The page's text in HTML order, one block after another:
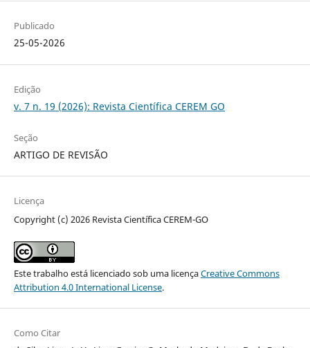
Publicado
25-05-2026
Edição
v. 7 n. 19 (2026): Revista Científica CEREM GO
Seção
ARTIGO DE REVISÃO
Licença
Copyright (c) 2026 Revista Científica CEREM-GO
Este trabalho está licenciado sob uma licençaCreative Commons
Attribution 4.0 International License.
Como Citar